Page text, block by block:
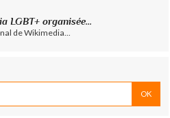
LGBT+ organisée...
de Wikimedia...